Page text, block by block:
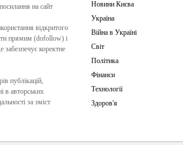
на сайт
відкритого
прямим (dofollow) і
забезпечує коректне
публікацій,
в авторських
за зміст
Новини Києва
Україна
Війна в Україні
Світ
Політика
Фінанси
Технології
Здоров'я